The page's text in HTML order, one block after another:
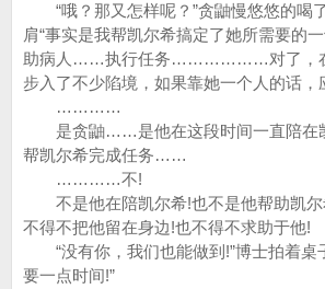
“哦？那又怎样呢？”贪鼬慢悠悠的喝
肩“事实是我帮凯尔希搞定了她所需要的
助病人……执行任务………………对了，在
步入了不少陷境，如果靠她一个人的话，
…………
是贪鼬……是他在这段时间一直陪在
帮凯尔希完成任务……
…………不!
不是他在陪凯尔希!也不是他帮助凯尔
不得不把他留在身边!也不得不求助于他!
“没有你，我们也能做到!”博士拍着桌
要一点时间!”